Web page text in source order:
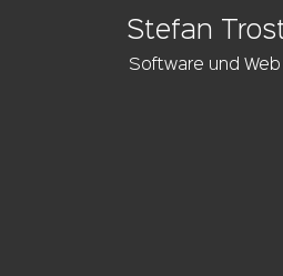
Stefan
Software und